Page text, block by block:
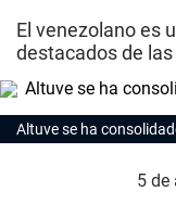
El venezolano es
destacados de
Altuve se ha
5 de